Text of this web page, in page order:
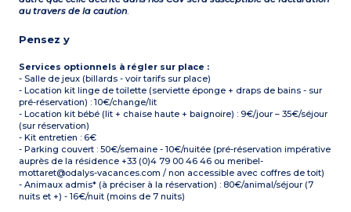
au travers de la caution.
Pensez y
Services optionnels à régler sur place :
- Salle de jeux (billards - voir tarifs sur place)
- Location kit linge de toilette (serviette éponge + draps de bains - sur
pré-réservation) : 10€/change/lit
- Location kit bébé (lit + chaise haute + baignoire) : 9€/jour – 35€/séjour
(sur réservation)
- Kit entretien : 6€
- Parking couvert : 50€/semaine - 10€/nuitée (pré-réservation impérative
auprès de la résidence +33 (0)4 79 00 46 46 ou meribel-
mottaret@odalys-vacances.com / non accessible avec coffres de toit)
- Animaux admis* (à préciser à la réservation) : 80€/animal/séjour (7
nuits et +) - 16€/nuit (moins de 7 nuits)